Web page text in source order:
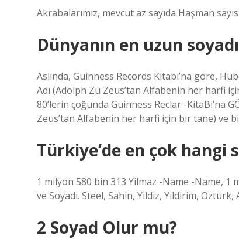
Akrabalarımız, mevcut az sayıda Haşman
Dünyanın en uzun
Aslında, Guinness Records Kitabı’na göre,
Adı (Adolph Zu Zeus’tan Alfabenin her harfi
80’lerin çoğunda Guinness Reclar -KitaBi’na
Zeus’tan Alfabenin her harfi için bir tane) ve
Türkiye’de en çok hangi
1 milyon 580 bin 313 Yilmaz -Name -Name,
ve Soyadı. Steel, Sahin, Yildiz, Yildirim, Ozturk,
2 Soyad Olur mu?